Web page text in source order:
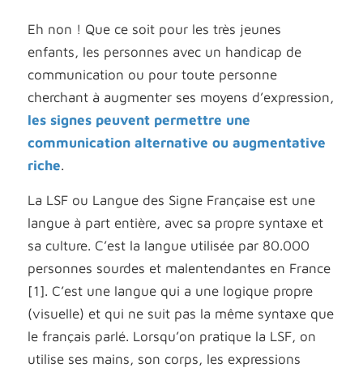
Eh non ! Que ce soit pour les très jeunes
enfants, les personnes avec un handicap de
communication ou pour toute personne
cherchant à augmenter ses moyens d’expression,
les signes peuvent permettre une
communication alternative ou augmentative
riche.
La LSF ou Langue des Signe Française est une
langue à part entière, avec sa propre syntaxe et
sa culture. C’est la langue utilisée par 80.000
personnes sourdes et malentendantes en France
[1]. C’est une langue qui a une logique propre
(visuelle) et qui ne suit pas la même syntaxe que
le français parlé. Lorsqu’on pratique la LSF, on
utilise ses mains, son corps, les expressions